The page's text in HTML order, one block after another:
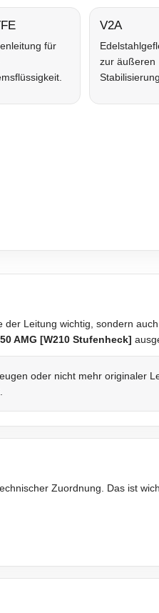
für
V2A
zur äußeren
Stabilisierung.
Leitung wichtig, sondern
AMG [W210 Stufenheck]
oder nicht mehr originaler
Zuordnung. Das ist